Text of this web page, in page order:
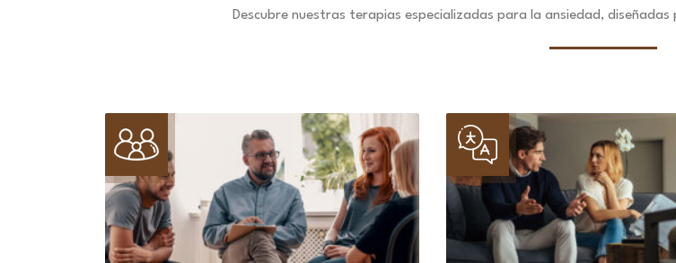
Descubre nuestras terapias especializadas para la ansiedad,